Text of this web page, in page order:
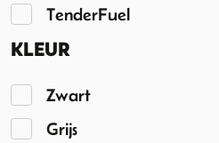
TenderFuel
KLEUR
Zwart
Grijs